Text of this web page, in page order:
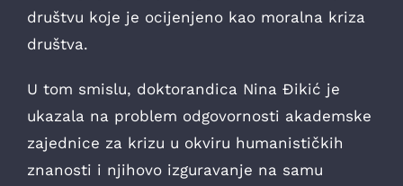
društvu koje je ocijenjeno kao moralna kriza
društva.
U tom smislu, doktorandica Nina Đikić je
ukazala na problem odgovornosti akademske
zajednice za krizu u okviru humanističkih
znanosti i njihovo izguravanje na samu